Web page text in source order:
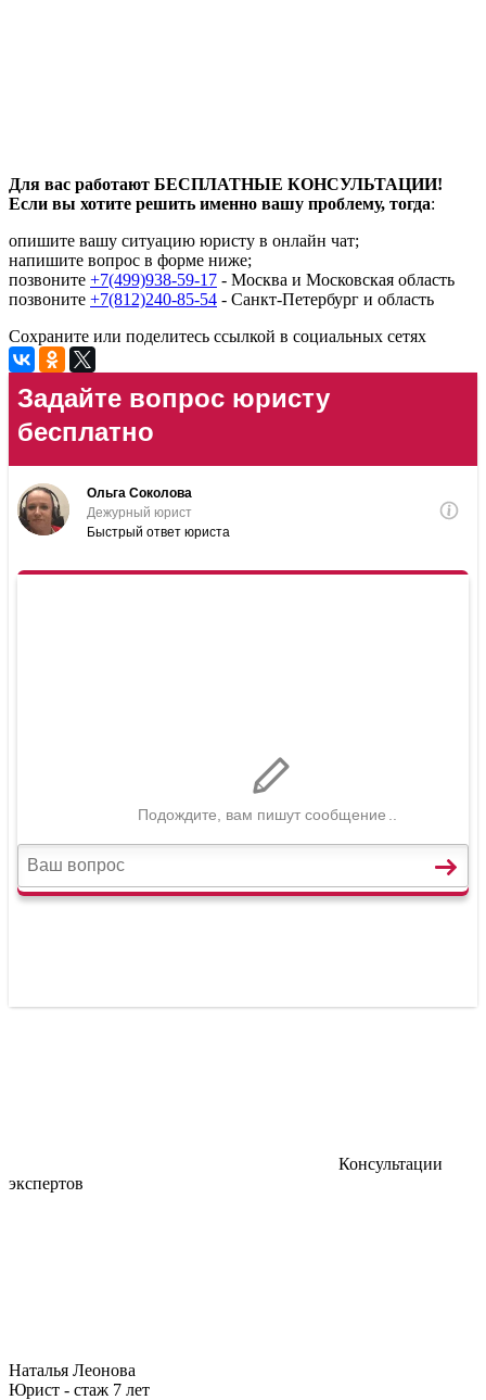
Для вас работают БЕСПЛАТНЫЕ КОНСУЛЬТАЦИИ!
Если вы хотите решить именно вашу проблему, тогда:
опишите вашу ситуацию юристу в онлайн чат;
напишите вопрос в форме ниже;
позвоните +7(499)938-59-17 - Москва и Московская область
позвоните +7(812)240-85-54 - Санкт-Петербург и область
Сохраните или поделитесь ссылкой в социальных сетях
Консультации
экспертов
Наталья Леонова
Юрист - стаж 7 лет